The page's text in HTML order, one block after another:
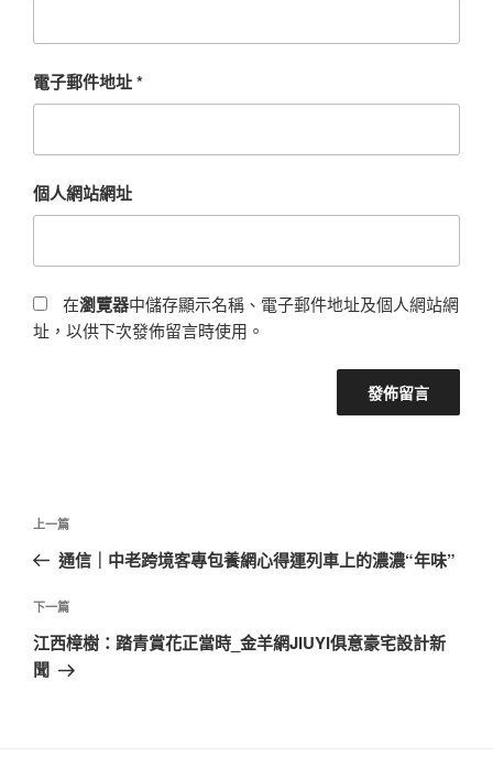
電子郵件地址*
個人網站網址
在瀏覽器中儲存顯示名稱、電子郵件地址及個人網站網
址，以供下次發佈留言時使用。
文
導
覽
上
一
文
章
上一篇
通信｜中老跨境客專包養網心得運列車上的濃濃“年味”
下
一
篇
下一篇
江西樟樹：踏青賞花正當時_金羊網JIUYI俱意豪宅設計新
聞